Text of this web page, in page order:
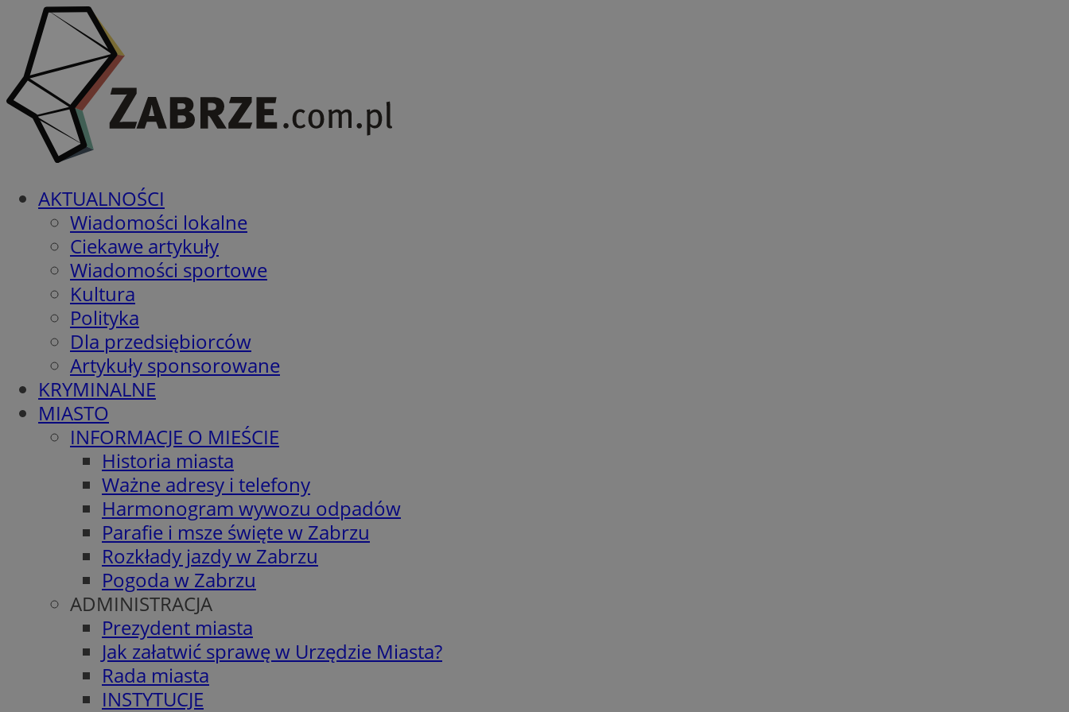
AKTUALNOŚCI
Wiadomości lokalne
Ciekawe artykuły
Wiadomości sportowe
Kultura
Polityka
Dla przedsiębiorców
Artykuły sponsorowane
KRYMINALNE
MIASTO
INFORMACJE O MIEŚCIE
Historia miasta
Ważne adresy i telefony
Harmonogram wywozu odpadów
Parafie i msze święte w Zabrzu
Rozkłady jazdy w Zabrzu
Pogoda w Zabrzu
ADMINISTRACJA
Prezydent miasta
Jak załatwić sprawę w Urzędzie Miasta?
Rada miasta
INSTYTUCJE